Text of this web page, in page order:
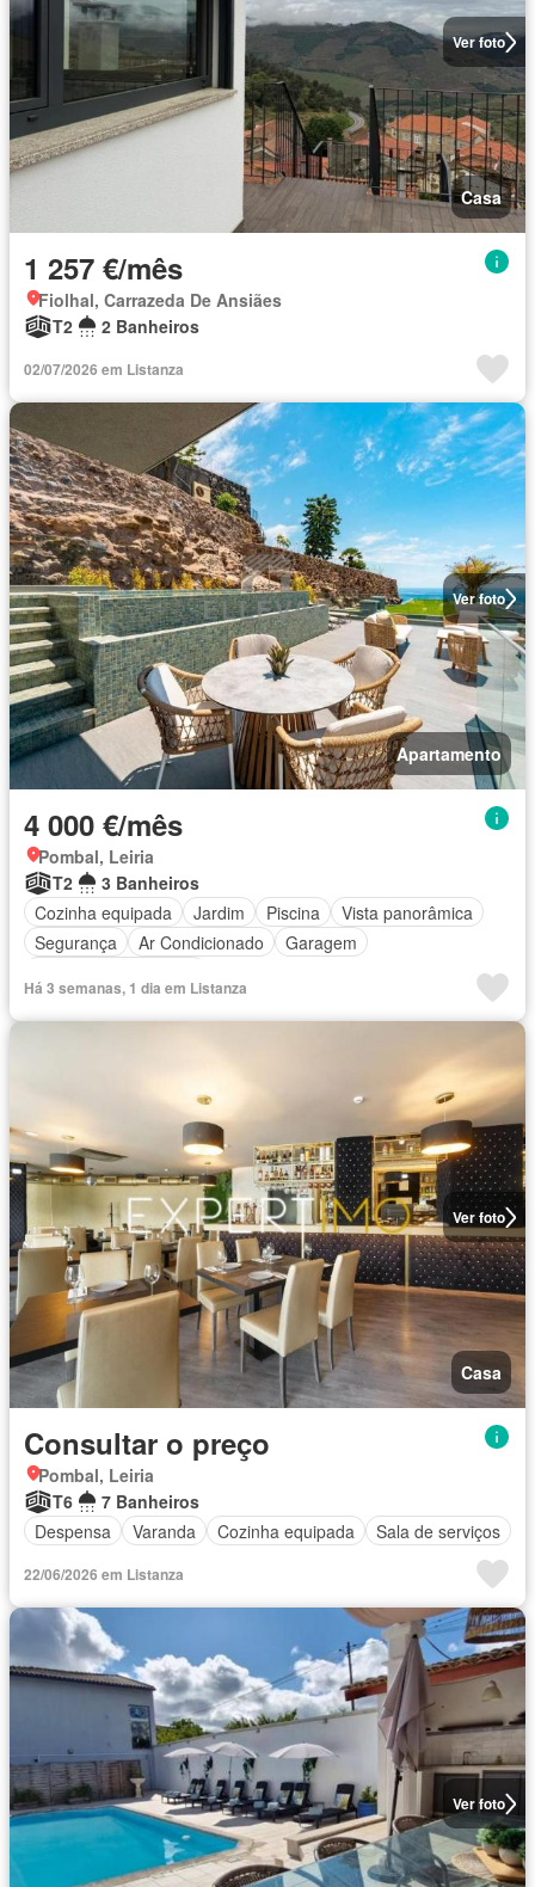
Ver foto
Casa
1 257 €/mês
Fiolhal, Carrazeda De Ansiães
T2
2 Banheiros
02/07/2026 em Listanza
Ver foto
Apartamento
4 000 €/mês
Pombal, Leiria
T2
3 Banheiros
Cozinha equipada
Jardim Piscina
Vista panorâmica
Segurança
Ar Condicionado
Garagem
Há 3 semanas, 1 dia em Listanza
Ver foto
Casa
Consultar o preço
Pombal, Leiria
T6
7 Banheiros
Despensa
Varanda Cozinha equipada Sala de serviços
22/06/2026 em Listanza
Ver foto